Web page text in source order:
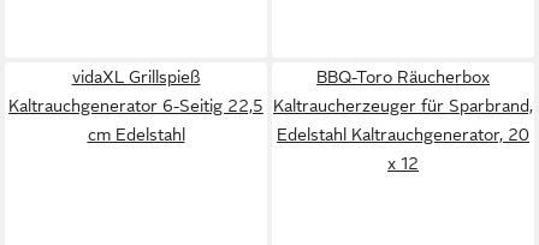
vidaXL Grillspieß
Kaltrauchgenerator 6-Seitig 22,5
cm Edelstahl
BBQ-Toro Räucherbox
Kaltraucherzeuger für Sparbrand,
Edelstahl Kaltrauchgenerator, 20
x 12